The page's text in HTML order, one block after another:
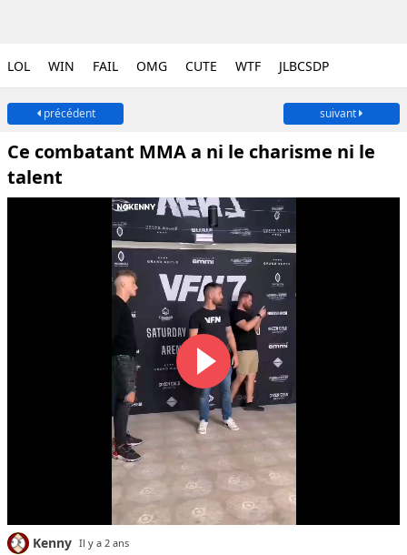
LOL WIN FAIL OMG CUTE WTF JLBCSDP
précédent suivant
Ce combatant MMA a ni le charisme ni le
talent
Kenny Il y a 2 ans